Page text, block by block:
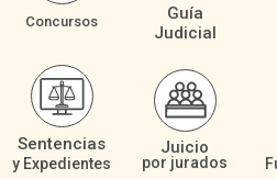
Concursos
Guía
Judicial
Sentencias
y Expedientes
Juicio
por jurados